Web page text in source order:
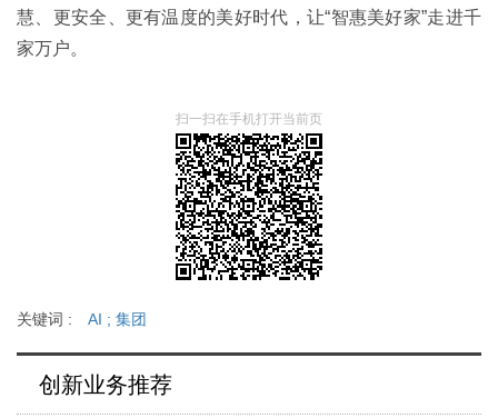
慧、更安全、更有温度的美好时代，让“智惠美好家”走进千
家万户。
扫一扫在手机打开当前页
关键词 : AI ; 集团
创新业务推荐